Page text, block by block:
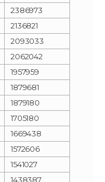
2386973
2136821
2093033
2062042
1957959
1879681
1879180
1705180
1669438
1572606
1541027
1438387